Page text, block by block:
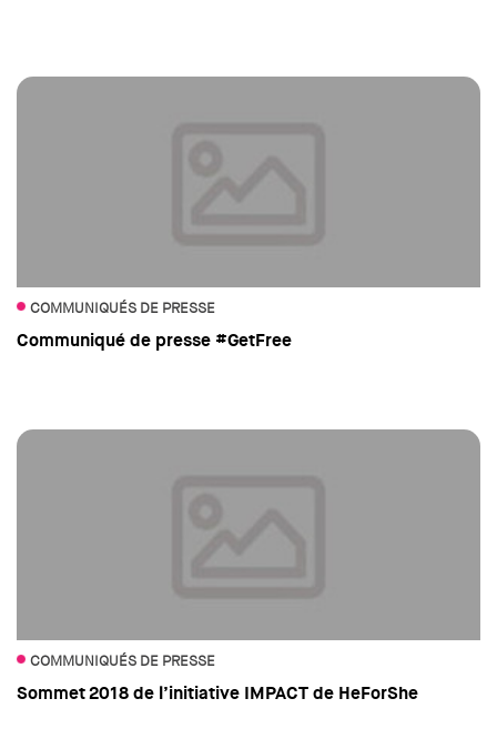
COMMUNIQUÉS DE PRESSE
Communiqué de presse #GetFree
COMMUNIQUÉS DE PRESSE
Sommet 2018 de l’initiative IMPACT de HeForShe